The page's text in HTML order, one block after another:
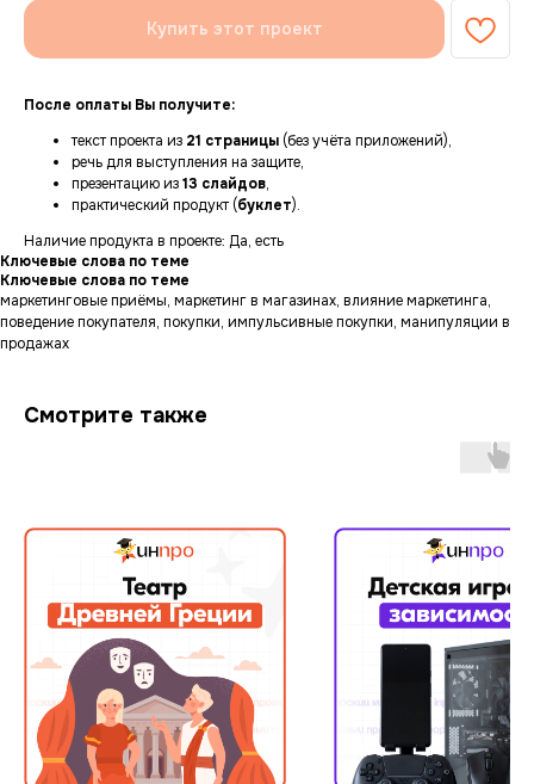
Купить этот проект
После оплаты Вы получите:
текст проекта из 21 страницы (без учёта приложений),
речь для выступления на защите,
презентацию из13 слайдов,
практический продукт (буклет).
Наличие продукта в проекте: Да, есть
Ключевые слова по теме
Ключевые слова по теме
маркетинговые приёмы, маркетинг в магазинах, влияние маркетинга,
поведение покупателя, покупки, импульсивные покупки, манипуляции в
продажах
Смотрите также